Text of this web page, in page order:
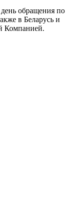
обращения по
в Беларусь и
Компанией.